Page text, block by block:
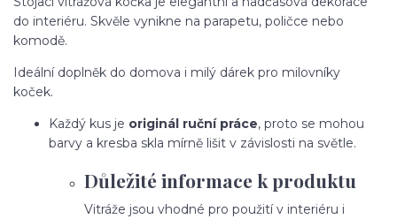
do interiéru. Skvěle vynikne na parapetu, poličce nebo
komodě.
Ideální doplněk do domova i milý dárek pro milovníky
koček.
Každý kus je originál ruční práce, proto se mohou
barvy a kresba skla mírně lišit v závislosti na světle.
Důležité informace k produktu
Vitráže jsou vhodné pro použití v interiéru i